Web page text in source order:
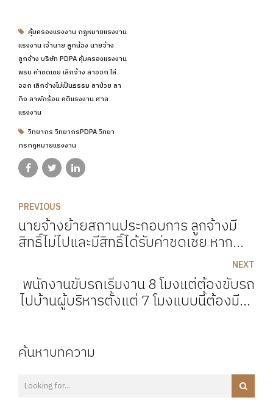
คุ้มครองแรงงาน กฎหมายแรงงาน
แรงงาน เจ้านาย ลูกน้อง นายจ้าง
ลูกจ้าง บริษัท PDPA คุ้มครองแรงงาน
พรบ ค่าชดเชย เลิกจ้าง ลาออก ไล่
ออก เลิกจ้างไม่เป็นธรรม ลาป่วย ลา
กิจ ลาพักร้อน คดีแรงงาน ศาล
แรงงาน
วิทยากร วิทยากรPDPA วิทยา
กรกฏหมายแรงงาน
PREVIOUS
นายจ้างย้ายสถานประกอบการ ลูกจ้างมี
สิทธิ์ไม่ไปและมีสิทธิ์ได้รับค่าชดเชย หาก...
NEXT
พนักงานขับรถเริ่มงาน 8 โมงแต่ต้องขับรถ
ไปบ้านผู้บริหารตั้งแต่ 7 โมงแบบนี้ต้องมีค่า
ค้นหาบทความ